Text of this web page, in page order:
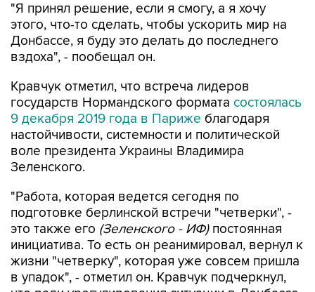
"Я принял решение, если я смогу, а я хочу
этого, что-то сделать, чтобы ускорить мир на
Донбассе, я буду это делать до последнего
вздоха", - пообещал он.
Кравчук отметил, что встреча лидеров
государств Нормандского формата состоялась
9 декабря 2019 года в Париже благодаря
настойчивости, системности и политической
воле президента Украины Владимира
Зеленского.
"Работа, которая ведется сегодня по
подготовке берлинской встречи "четверки", -
это также его (Зеленского - ИФ) постоянная
инициатива. То есть он реанимировал, вернул к
жизни "четверку", которая уже совсем пришла
в упадок", - отметил он. Кравчук подчеркнул,